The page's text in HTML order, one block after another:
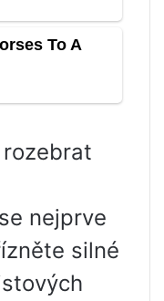
nejprve
silné